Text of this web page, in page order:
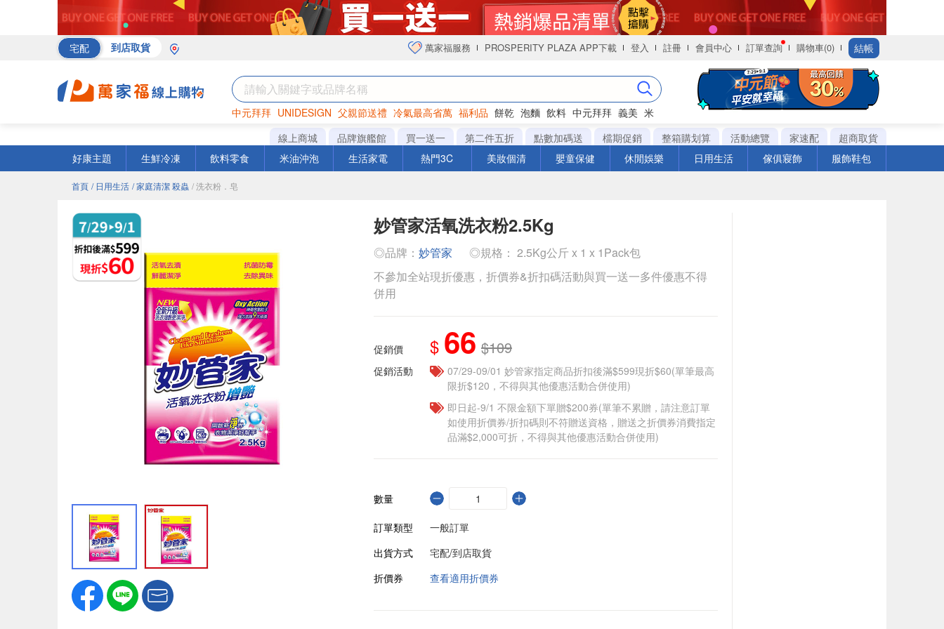
宅配 到店取貨 萬家福服務 PROSPERITY PLAZA APP下載 登入 註冊 會員中心 訂單查詢 購物車(0) 結帳
中元拜拜 UNIDESIGN 父親節送禮 冷氣最高省萬 福利品 餅乾 泡麵 飲料 中元拜拜 義美 米
巧克力 罐頭 衛生紙
線上商城 品牌旗艦館 買一送一 第二件五折 點數加碼送 檔期促銷 整箱購划算 活動總覽 家速配
超商取貨
好康主題
生鮮冷凍 飲料零食 米油沖泡 生活家電 熱門3C 美妝個清 嬰童保健 休閒娛樂 日用生活 傢俱寢飾 服飾鞋包
首頁 / 日用生活 / 家庭清潔 殺蟲 / 洗衣粉．皂
妙管家活氧洗衣粉2.5Kg
◎品牌： 妙管家
◎規格： 2.5Kg公斤 x 1 x 1Pack包
不參加全站現折優惠，折價券&折扣碼活動與買一送一多件優惠不得
併用
促銷價 $ 66 $109
促銷活動
07/29-09/01 妙管家指定商品折扣後滿$599現折$60(單筆最高
限折$120，不得與其他優惠活動合併使用)
即日起-9/1 不限金額下單贈$200券(單筆不累贈，請注意訂單
如使用折價券/折扣碼則不符贈送資格，贈送之折價券消費指定
品滿$2,000可折，不得與其他優惠活動合併使用)
數量
訂單類型
一般訂單
出貨方式
宅配/到店取貨
折價券
查看適用折價券